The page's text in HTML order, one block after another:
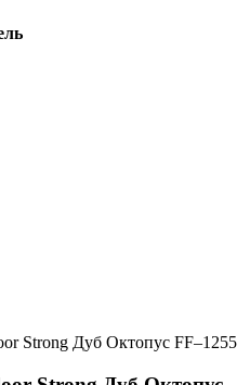
Strong Дуб Октопус FF–1255